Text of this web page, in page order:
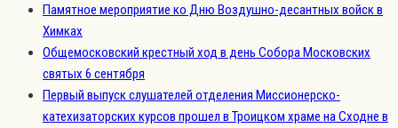
Памятное мероприятие ко Дню Воздушно-десантных войск в
Химках
Общемосковский крестный ход в день Собора Московских
святых 6 сентября
Первый выпуск слушателей отделения Миссионерско-
катехизаторских курсов прошел в Троицком храме на Сходне в